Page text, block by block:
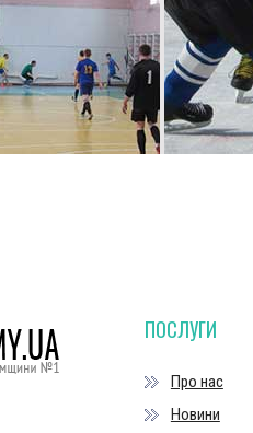
ПОСЛУГИ
Про нас
Новини